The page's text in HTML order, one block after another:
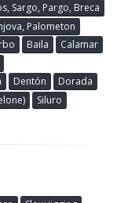
Sargo, Pargo, Breca
Palometon
Baila
Calamar
Dentón
Dorada
Siluro